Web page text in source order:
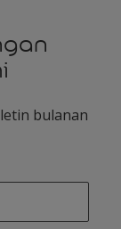
bulanan